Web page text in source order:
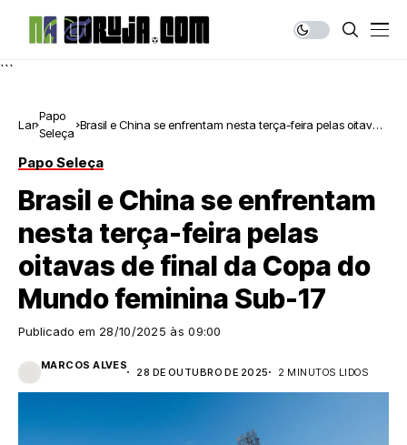
```
Lar
Papo
Seleça
Brasil e China se enfrentam nesta terça-feira pelas oitavas
Papo Seleça
Brasil e China se enfrentam
nesta terça-feira pelas
oitavas de final da Copa do
Mundo feminina Sub-17
Publicado em 28/10/2025 às 09:00
MARCOS ALVES
28 DE OUTUBRO DE 2025 2 MINUTOS LIDOS